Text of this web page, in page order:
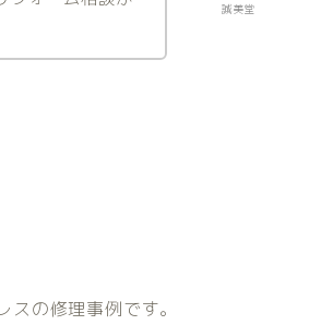
誠美堂
の修理事例です。